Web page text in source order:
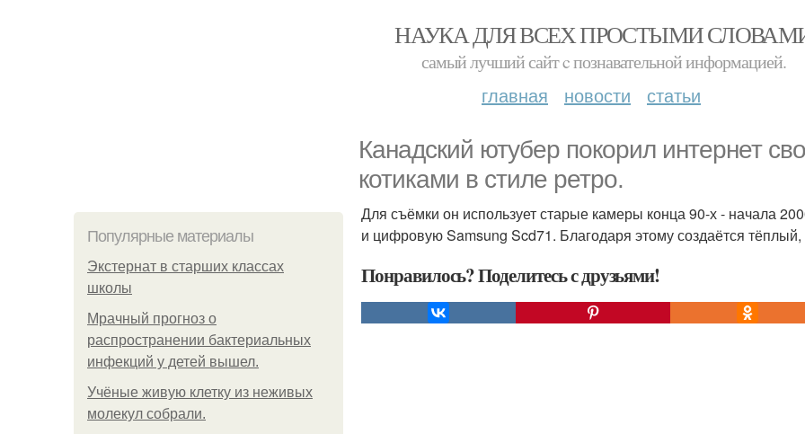
НАУКА ДЛЯ ВСЕХ ПРОСТЫМИ
самый лучший сайт c познавательной информацией.
главная новости статьи
Канадский ютубер покорил интернет
котиками в стиле ретро.
Популярные материалы
Экстернат в старших классах
школы
Мрачный прогноз о
распространении бактериальных
инфекций у детей вышел.
Учёные живую клетку из неживых
молекул собрали.
Для съёмки он использует старые камеры конца 90-х - начала
и цифровую Samsung Scd71. Благодаря этому создаётся
Понравилось? Поделитесь с друзьями!